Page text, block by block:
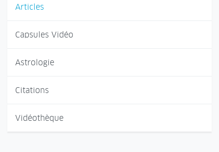
Articles
Capsules Vidéo
Astrologie
Citations
Vidéothèque